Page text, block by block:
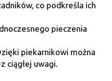
co podkreśla ich
pieczenia
piekarnikowi można
ciągłej uwagi.